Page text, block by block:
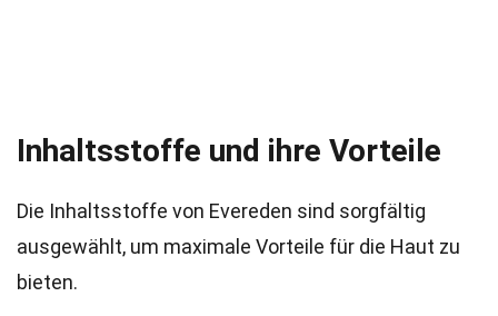
Inhaltsstoffe und ihre Vorteile
Die Inhaltsstoffe von Evereden sind sorgfältig
ausgewählt, um maximale Vorteile für die Haut zu
bieten.